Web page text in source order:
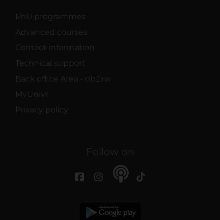
PhD programmes
Advanced courses
Contact information
Technical support
Back office Area - dbErw
MyUnivr
Privacy policy
Follow on